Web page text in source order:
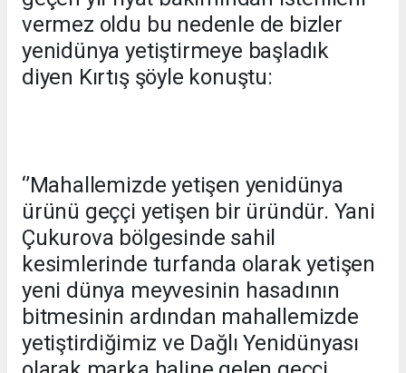
vermez oldu bu nedenle de bizler
yenidünya yetiştirmeye başladık
diyen Kırtış şöyle konuştu:
‘’Mahallemizde yetişen yenidünya
ürünü geççi yetişen bir üründür. Yani
Çukurova bölgesinde sahil
kesimlerinde turfanda olarak yetişen
yeni dünya meyvesinin hasadının
bitmesinin ardından mahallemizde
yetiştirdiğimiz ve Dağlı Yenidünyası